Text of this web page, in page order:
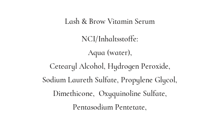
Lash & Brow Vitamin Serum
NCI/Inhaltsstoffe:
Aqua (water),
Cetearyl Alcohol, Hydrogen Peroxide,
Sodium Laureth Sulfate, Propylene Glycol,
Dimethicone, Oxyquinoline Sulfate,
Pentasodium Pentetate,